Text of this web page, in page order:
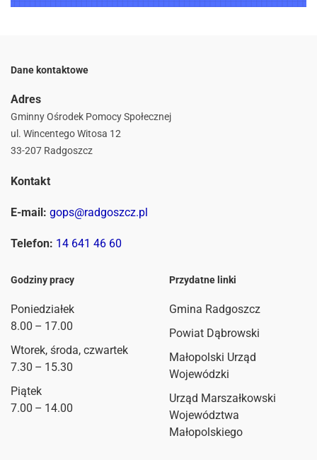
Dane kontaktowe
Adres
Gminny Ośrodek Pomocy Społecznej
ul. Wincentego Witosa 12
33-207 Radgoszcz
Kontakt
E-mail: gops@radgoszcz.pl
Telefon: 14 641 46 60
Godziny pracy
Poniedziałek
8.00 – 17.00
Wtorek, środa, czwartek
7.30 – 15.30
Piątek
7.00 – 14.00
Przydatne linki
Gmina Radgoszcz
Powiat Dąbrowski
Małopolski Urząd
Wojewódzki
Urząd Marszałkowski
Województwa
Małopolskiego